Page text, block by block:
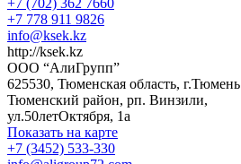
+7 778 911 9826
info@ksek.kz
http://ksek.kz
ООО “АлиГрупп”
625530, Тюменская область, г.Тюмень
Тюменский район, рп. Винзили,
ул.50летОктября, 1а
Показать на карте
+7 (3452) 533-330